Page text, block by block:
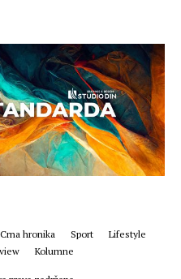
Crna hronika Sport
Lifestyle
Kolumne